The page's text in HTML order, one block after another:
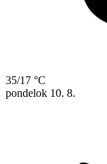
35/17 °C
pondelok 10. 8.